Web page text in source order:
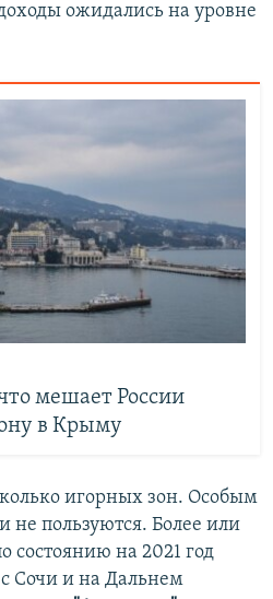
ожидались на уровне
мешает России
в Крыму
игорных зон. Особым
не пользуются. Более или
на 2021 год
Сочи и на Дальнем